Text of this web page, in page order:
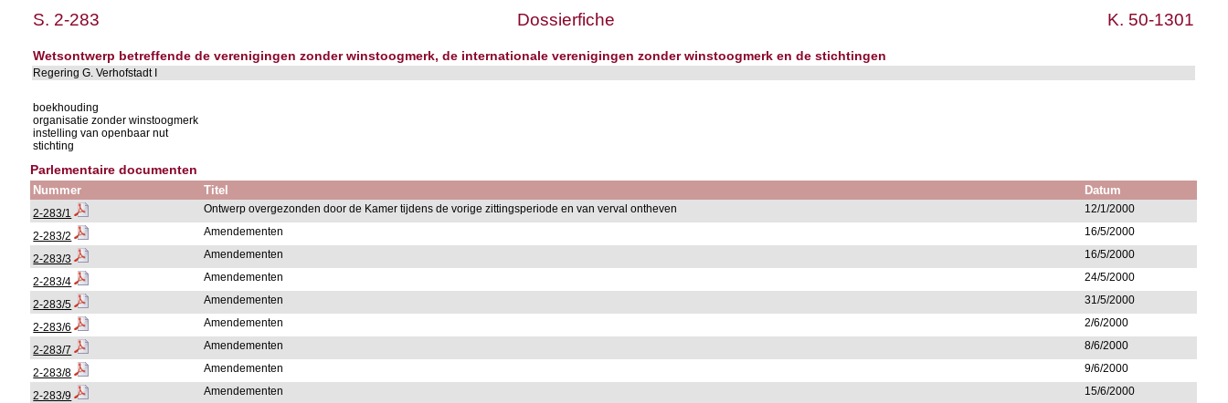
S. 2-283 Dossierfiche K. 50-1301
Wetsontwerp betreffende de verenigingen zonder winstoogmerk, de internationale verenigingen zonder winstoogmerk en de stichtingen
Regering G. Verhofstadt I
boekhouding
organisatie zonder winstoogmerk
instelling van openbaar nut
stichting
Parlementaire documenten
Nummer Titel Datum
2-283/1 Ontwerp overgezonden door de Kamer tijdens de vorige zittingsperiode en van verval ontheven 12/1/2000
2-283/2 Amendementen 16/5/2000
2-283/3 Amendementen 16/5/2000
2-283/4 Amendementen 24/5/2000
2-283/5 Amendementen 31/5/2000
2-283/6 Amendementen 2/6/2000
2-283/7 Amendementen 8/6/2000
2-283/8 Amendementen 9/6/2000
2-283/9 Amendementen 15/6/2000